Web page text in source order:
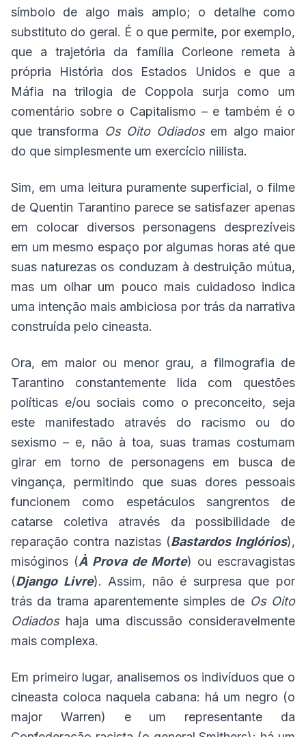
símbolo de algo mais amplo; o detalhe como
substituto do geral. É o que permite, por exemplo,
que a trajetória da família Corleone remeta à
própria História dos Estados Unidos e que a
Máfia na trilogia de Coppola surja como um
comentário sobre o Capitalismo – e também é o
que transforma Os Oito Odiadosem algo maior
do que simplesmente um exercício niilista.
Sim, em uma leitura puramente superficial, o filme
de Quentin Tarantino parece se satisfazer apenas
em colocar diversos personagens desprezíveis
em um mesmo espaço por algumas horas até que
suas naturezas os conduzam à destruição mútua,
mas um olhar um pouco mais cuidadoso indica
uma intenção mais ambiciosa por trás da narrativa
construída pelo cineasta.
Ora, em maior ou menor grau, a filmografia de
Tarantino constantemente lida com questões
políticas e/ou sociais como o preconceito, seja
este manifestado através do racismo ou do
sexismo – e, não à toa, suas tramas costumam
girar em torno de personagens em busca de
vingança, permitindo que suas dores pessoais
funcionem como espetáculos sangrentos de
catarse coletiva através da possibilidade de
reparação contra nazistas (Bastardos Inglórios),
misóginos (À Prova de Morte) ou escravagistas
(Django Livre). Assim, não é surpresa que por
trás da trama aparentemente simples de Os Oito
Odiadoshaja uma discussão consideravelmente
mais complexa.
Em primeiro lugar, analisemos os indivíduos que o
cineasta coloca naquela cabana: há um negro (o
major Warren) e um representante da